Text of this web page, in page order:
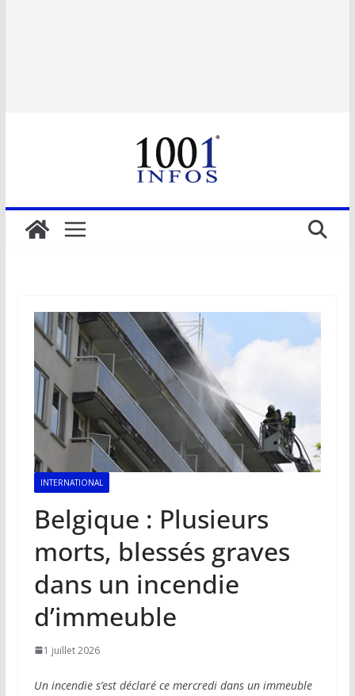
INTERNATIONAL
Belgique : Plusieurs
morts, blessés graves
dans un incendie
d’immeuble
1 juillet 2026
Un incendie s’est déclaré ce mercredi dans un immeuble